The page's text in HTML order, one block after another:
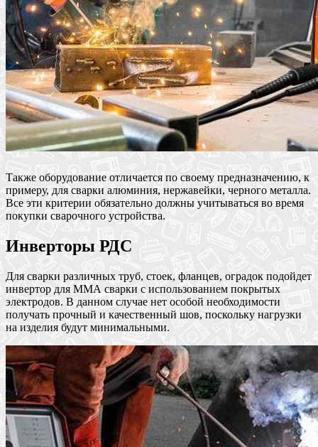
Также оборудование отличается по своему предназначению, к
примеру, для сварки алюминия, нержавейки, черного металла.
Все эти критерии обязательно должны учитываться во время
покупки сварочного устройства.
Инверторы РДС
Для сварки различных труб, стоек, фланцев, оградок подойдет
инвертор для ММА сварки с использованием покрытых
электродов. В данном случае нет особой необходимости
получать прочный и качественный шов, поскольку нагрузки
на изделия будут минимальными.